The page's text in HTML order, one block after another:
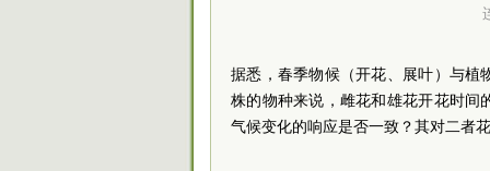
据悉，春季物候（开花、展叶）与植
株的物种来说，雌花和雄花开花时间
气候变化的响应是否一致？其对二者